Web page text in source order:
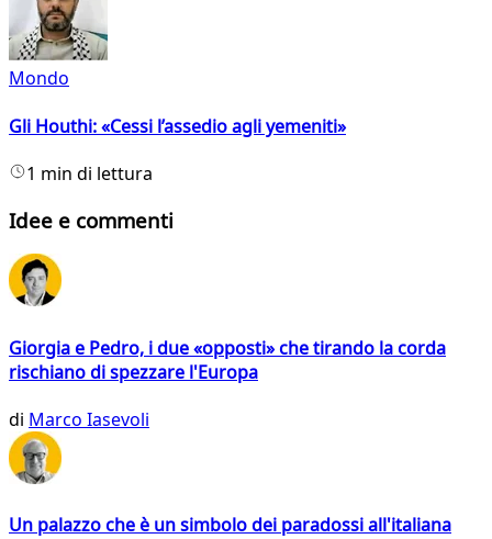
Mondo
Gli Houthi: «Cessi l’assedio agli yemeniti»
1 min di lettura
Idee e commenti
Giorgia e Pedro, i due «opposti» che tirando la corda
rischiano di spezzare l'Europa
di Marco Iasevoli
Un palazzo che è un simbolo dei paradossi all'italiana